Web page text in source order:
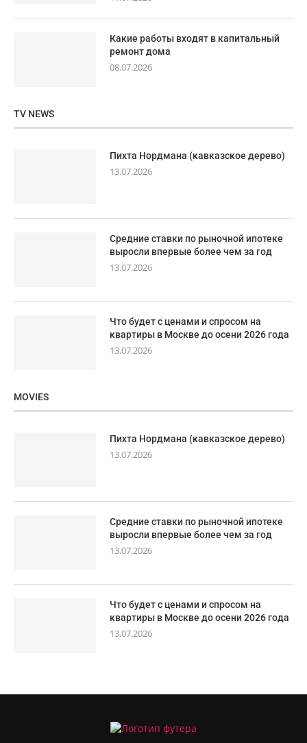
Какие работы входят в капитальный
ремонт дома
08.07.2026
TV NEWS
Пихта Нордмана (кавказское дерево)
13.07.2026
Средние ставки по рыночной ипотеке
выросли впервые более чем за год
13.07.2026
Что будет с ценами и спросом на
квартиры в Москве до осени 2026 года
13.07.2026
MOVIES
Пихта Нордмана (кавказское дерево)
13.07.2026
Средние ставки по рыночной ипотеке
выросли впервые более чем за год
13.07.2026
Что будет с ценами и спросом на
квартиры в Москве до осени 2026 года
13.07.2026